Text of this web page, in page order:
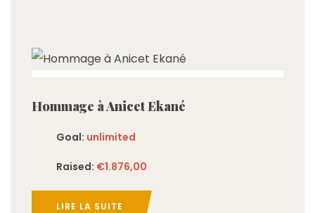
Hommage à Anicet Ekané
Goal: unlimited
Raised: €1.876,00
LIRE LA SUITE